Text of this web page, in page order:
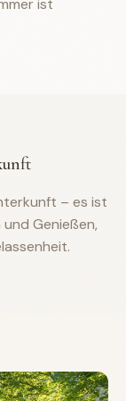
ist
– es ist
Genießen,